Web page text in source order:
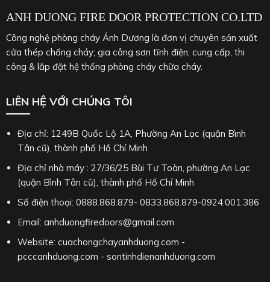
ANH DUONG FIRE DOOR PROTECTION CO.LTD
Công nghệ phòng cháy Ánh Dương là đơn vị chuyên sản xuất
cửa thép chống cháy; gia công sơn tĩnh điện; cung cấp, thi
công & lắp đặt hệ thống phòng cháy chữa cháy.
LIÊN HỆ VỚI CHÚNG TÔI
Địa chỉ: 1249B Quốc Lộ 1A, Phường An Lạc (quận Bình
Tân cũ), thành phố Hồ Chí Minh
Địa chỉ nhà máy : 27/36/25 Bùi Tư Toàn, phường An Lạc
(quận Bình Tân cũ), thành phố Hồ Chí Minh
Số điện thoại: 0888.868.879- 0833.868.879-0924.001.386
Email: anhduongfiredoors@gmail.com
Website: cuachongchayanhduong.com -
pcccanhduong.com - sontinhdienanhduong.com